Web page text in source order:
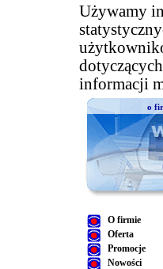
Używamy
informacji
o
O firmie
Oferta
Promocje
Nowości